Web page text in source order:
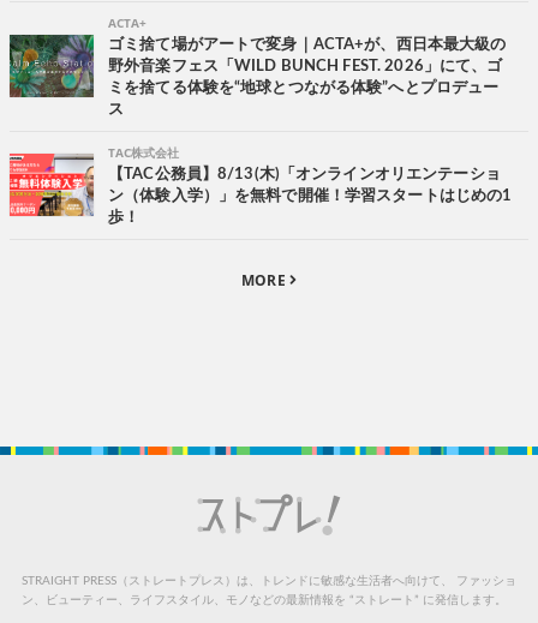
ACTA+
ゴミ捨て場がアートで変身｜ACTA+が、西日本最大級の
野外音楽フェス「WILD BUNCH FEST. 2026」にて、ゴ
ミを捨てる体験を“地球とつながる体験”へとプロデュー
ス
TAC株式会社
【TAC公務員】8/13(木)「オンラインオリエンテーショ
ン（体験入学）」を無料で開催！学習スタートはじめの1
歩！
MORE
STRAIGHT PRESS（ストレートプレス）は、トレンドに敏感な生活者へ向けて、
ファッショ
ン、ビューティー、ライフスタイル、モノなどの最新情報を “ストレート” に発信します。